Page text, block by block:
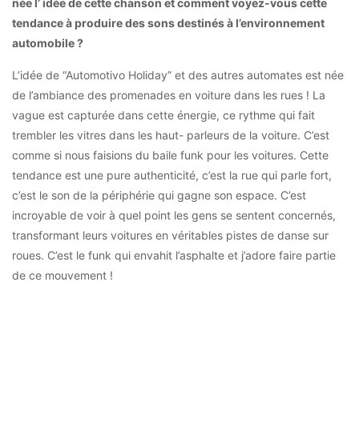
tendance à produire des sons destinés à l’environnement
automobile ?
L’idée de “Automotivo Holiday” et des autres automates est née
de l’ambiance des promenades en voiture dans les rues ! La
vague est capturée dans cette énergie, ce rythme qui fait
trembler les vitres dans les haut- parleurs de la voiture. C’est
comme si nous faisions du baile funk pour les voitures. Cette
tendance est une pure authenticité, c’est la rue qui parle fort,
c’est le son de la périphérie qui gagne son espace. C’est
incroyable de voir à quel point les gens se sentent concernés,
transformant leurs voitures en véritables pistes de danse sur
roues. C’est le funk qui envahit l’asphalte et j’adore faire partie
de ce mouvement !